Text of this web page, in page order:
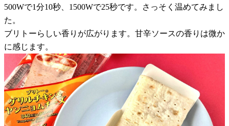
500Wで1分10秒、1500Wで25秒です。さっそく温めてみまし
た。
ブリトーらしい香りが広がります。甘辛ソースの香りは微か
に感じます。